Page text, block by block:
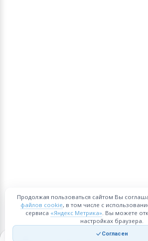
Продолжая пользоваться сайтом Вы
файлов cookie, в том числе с
сервиса «Яндекс Метрика». Вы можете
настройках браузера.
Согласен